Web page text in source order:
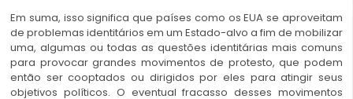
Em suma, isso significa que países como os EUA se aproveitam
de problemas identitários em um Estado-alvo a fim de mobilizar
uma, algumas ou todas as questões identitárias mais comuns
para provocar grandes movimentos de protesto, que podem
então ser cooptados ou dirigidos por eles para atingir seus
objetivos políticos. O eventual fracasso desses movimentos